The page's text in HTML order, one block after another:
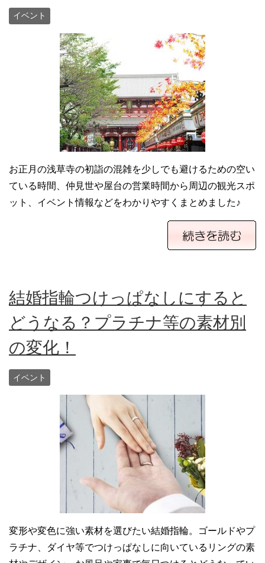
イベント
お正月の浅草寺の初詣の混雑を少しでも避けるための空い
ている時間、仲見世や屋台の営業時間から周辺の観光スポ
ット、イベント情報などをわかりやすくまとめました♪
結婚指輪つけっぱなしにすると
どうなる？プラチナ等の素材別
の変化！
イベント
変形や変色に強い素材を選びたい結婚指輪。ゴールドやプ
ラチナ、ダイヤ等でつけっぱなしに向いているリングの素